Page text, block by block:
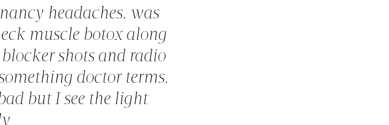
headaches. was
muscle botox along
shots and radio
doctor terms.
but I see the light